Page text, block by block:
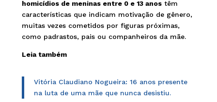
homicídios de meninas entre 0 e 13 anostêm
características que indicam motivação de gênero,
muitas vezes cometidos por figuras próximas,
como padrastos, pais ou companheiros da mãe.
Leia também
Vitória Claudiano Nogueira: 16 anos presente
na luta de uma mãe que nunca desistiu.